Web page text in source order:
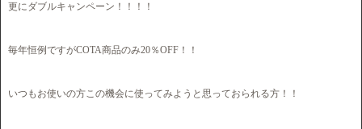
更にダブルキャンペーン！！！！
毎年恒例ですがCOTA商品のみ20％OFF！！
いつもお使いの方この機会に使ってみようと思っておられる方！！